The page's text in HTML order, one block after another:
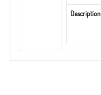
Description